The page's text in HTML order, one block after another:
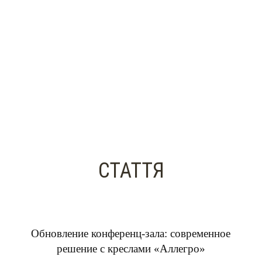
СТАТТЯ
Обновление конференц-зала: современное
решение с креслами «Аллегро»